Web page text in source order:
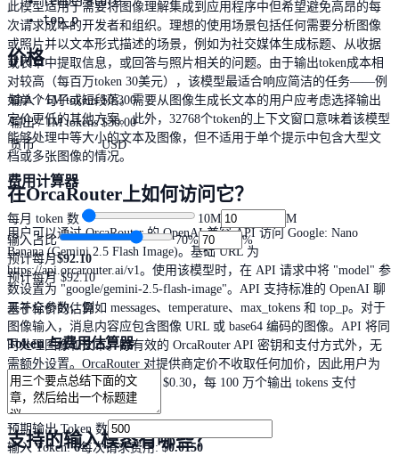
此模型适用于需要将图像理解集成到应用程序中但希望避免高昂的每
次请求成本的开发者和组织。理想的使用场景包括任何需要分析图像
或照片并以文本形式描述的场景，例如为社交媒体生成标题、从收据
或表单中提取信息，或回答与照片相关的问题。由于输出token成本相
对较高（每百万token 30美元），该模型最适合响应简洁的任务——例
如单个句子或短段落。需要从图像生成长文本的用户应考虑选择输出
定价更低的其他方案。此外，32768个token的上下文窗口意味着该模型
能够处理中等大小的文本及图像，但不适用于单个提示中包含大型文
档或多张图像的情况。
在OrcaRouter上如何访问它？
用户可以通过 OrcaRouter 的 OpenAI 兼容 API 访问 Google: Nano
Banana (Gemini 2.5 Flash Image)。基础 URL 为
https://api.orcarouter.ai/v1。使用该模型时，在 API 请求中将 "model" 参
数设置为 "google/gemini-2.5-flash-image"。API 支持标准的 OpenAI 聊
天补全参数，例如 messages、temperature、max_tokens 和 top_p。对于
图像输入，消息内容应包含图像 URL 或 base64 编码的图像。API 将同
时处理图像和文本。除有效的 OrcaRouter API 密钥和支付方式外，无
需额外设置。OrcaRouter 对提供商定价不收取任何加价，因此用户为
每 100 万个输入 tokens 支付 $0.30，每 100 万个输出 tokens 支付
$30.00。
支持的输入模态有哪些？
top_p
价格
输入 / 1M tokens $0.300
输出 / 1M tokens $30.00
货币
USD
费用计算器
每月 token 数 10M
M
输入占比
70%
%
预计每月$92.10
预计每月 $92.10
基于标价的估算
Token 与费用估算器
预期输出 Token 数
输入 Token: 6每次请求费用:$0.0150